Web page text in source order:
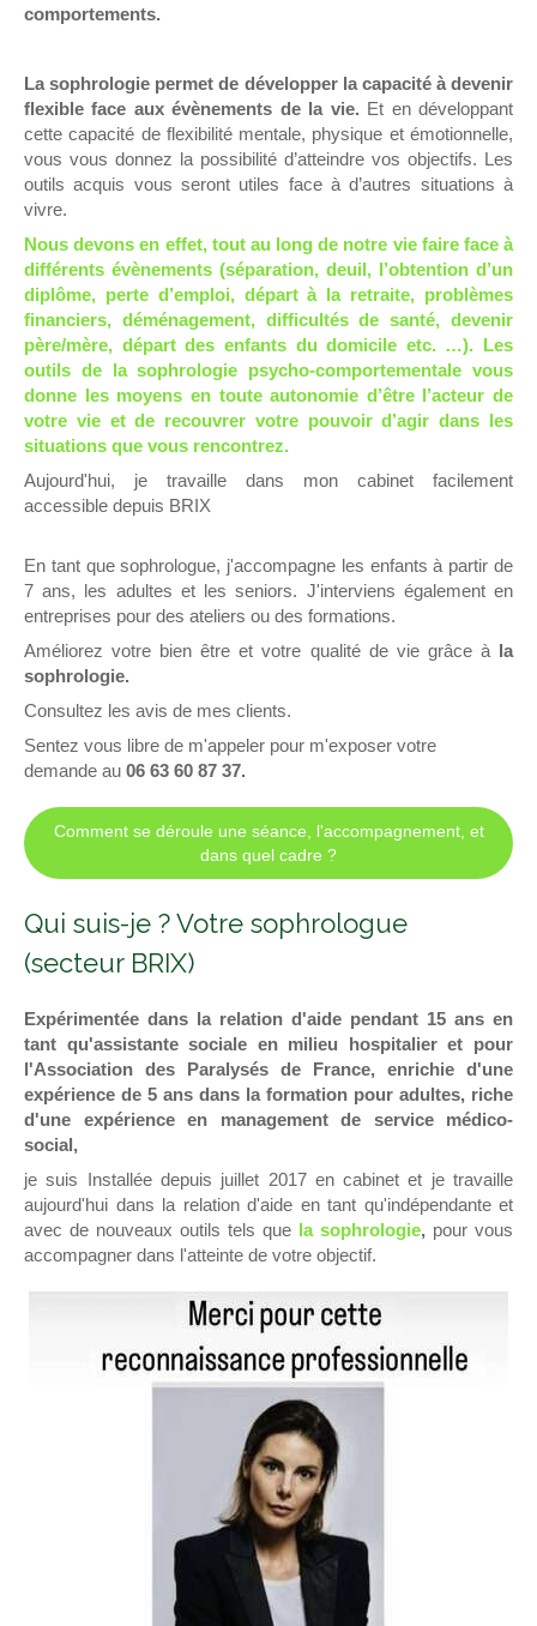
comportements.
La sophrologie permet de développer la capacité à devenir
flexible face aux évènements de la vie. Et en développant
cette capacité de flexibilité mentale, physique et émotionnelle,
vous vous donnez la possibilité d’atteindre vos objectifs. Les
outils acquis vous seront utiles face à d’autres situations à
vivre.
Nous devons en effet, tout au long de notre vie faire face à
différents évènements (séparation, deuil, l’obtention d’un
diplôme, perte d’emploi, départ à la retraite, problèmes
financiers, déménagement, difficultés de santé, devenir
père/mère, départ des enfants du domicile etc. …). Les
outils de la sophrologie psycho-comportementale vous
donne les moyens en toute autonomie d’être l’acteur de
votre vie et de recouvrer votre pouvoir d’agir dans les
situations que vous rencontrez.
Aujourd'hui, je travaille dans mon cabinet facilement
accessible depuis BRIX
En tant que sophrologue, j'accompagne les enfants à partir de
7 ans, les adultes et les seniors. J'interviens également en
entreprises pour des ateliers ou des formations.
Améliorez votre bien être et votre qualité de vie grâce à la
sophrologie.
Consultez les avis de mes clients.
Sentez vous libre de m'appeler pour m'exposer votre
demande au 06 63 60 87 37.
Comment se déroule une séance, l'accompagnement, et
dans quel cadre ?
Qui suis-je ? Votre sophrologue
(secteur BRIX)
Expérimentée dans la relation d'aide pendant 15 ans en
tant qu'assistante sociale en milieu hospitalier et pour
l'Association des Paralysés de France, enrichie d'une
expérience de 5 ans dans la formation pour adultes, riche
d'une expérience en management de service médico-
social,
je suis Installée depuis juillet 2017 en cabinet et je travaille
aujourd'hui dans la relation d'aide en tant qu'indépendante et
avec de nouveaux outils tels que la sophrologie, pour vous
accompagner dans l'atteinte de votre objectif.